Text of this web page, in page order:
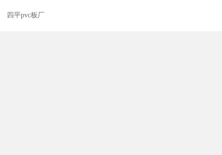
四平pvc板厂